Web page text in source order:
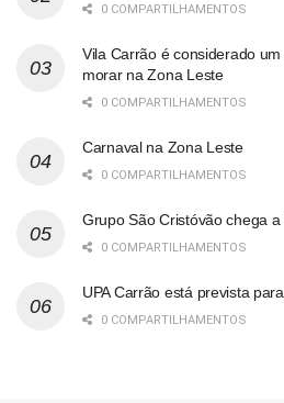
0 COMPARTILHAMENTOS
Vila Carrão é considerado
morar na Zona Leste
0 COMPARTILHAMENTOS
Carnaval na Zona Leste
0 COMPARTILHAMENTOS
Grupo São Cristóvão chega a
0 COMPARTILHAMENTOS
UPA Carrão está prevista
0 COMPARTILHAMENTOS